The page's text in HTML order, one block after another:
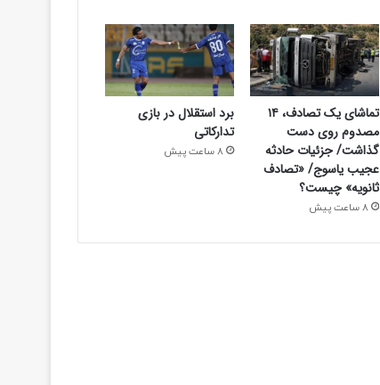
تماشای یک تصادف، ۱۴
مصدوم روی دست
گذاشت/ جزئیات حادثه
عجیب یاسوج/ «تصادف
ثانویه» چیست؟
8 ساعت پیش
برد استقلال در بازی
تدارکاتی
8 ساعت پیش